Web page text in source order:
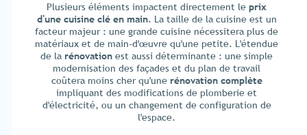
Plusieurs éléments impactent directement le prix
d'une cuisine clé en main. La taille de la cuisine est un
facteur majeur : une grande cuisine nécessitera plus de
matériaux et de main-d'œuvre qu'une petite. L'étendue
de la rénovation est aussi déterminante : une simple
modernisation des façades et du plan de travail
coûtera moins cher qu'une rénovation complète
impliquant des modifications de plomberie et
d'électricité, ou un changement de configuration de
l'espace.